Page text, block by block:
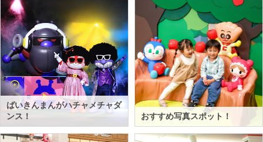
ばいきんまんがハチャメチャダ
ンス！
おすすめ写真スポット！